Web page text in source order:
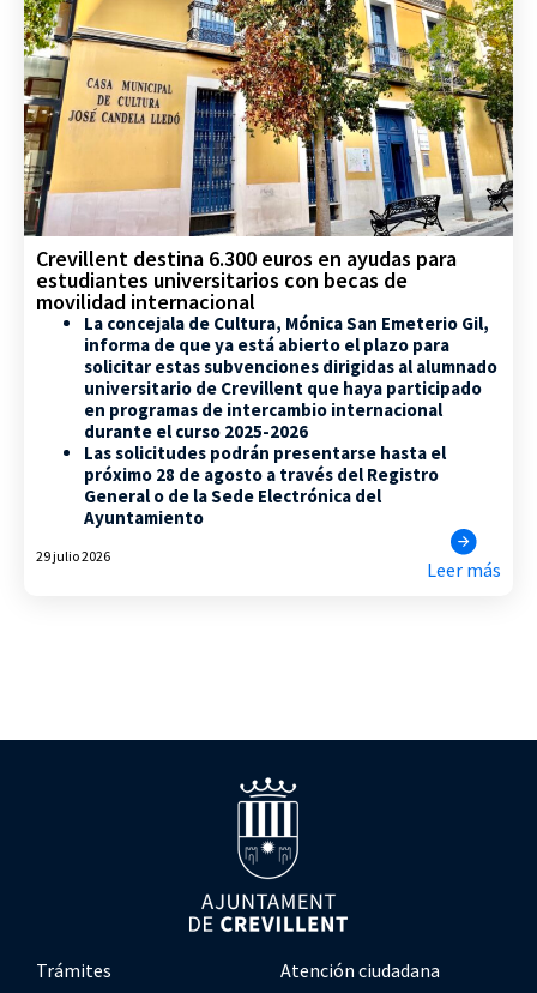
Crevillent destina 6.300 euros en ayudas para
estudiantes universitarios con becas de
movilidad internacional
La concejala de Cultura, Mónica San Emeterio Gil,
informa de que ya está abierto el plazo para
solicitar estas subvenciones dirigidas al alumnado
universitario de Crevillent que haya participado
en programas de intercambio internacional
durante el curso 2025-2026
Las solicitudes podrán presentarse hasta el
próximo 28 de agosto a través del Registro
General o de la Sede Electrónica del
Ayuntamiento
29 julio 2026
Leer más
Trámites
Atención ciudadana